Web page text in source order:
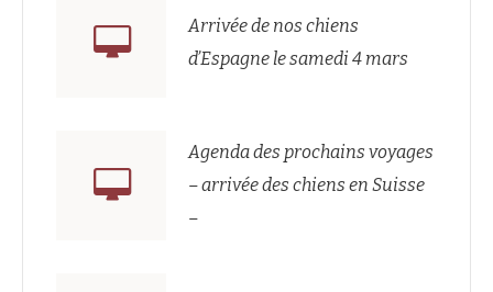
Arrivée de nos chiens
d’Espagne le samedi 4 mars
Agenda des prochains voyages
– arrivée des chiens en Suisse
–